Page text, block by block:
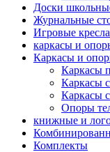
Доски
Журнальные
Игровые кресла
каркасы и
Каркасы и
Каркасы
Каркасы
Каркасы
Опоры
книжные и
Комплекты